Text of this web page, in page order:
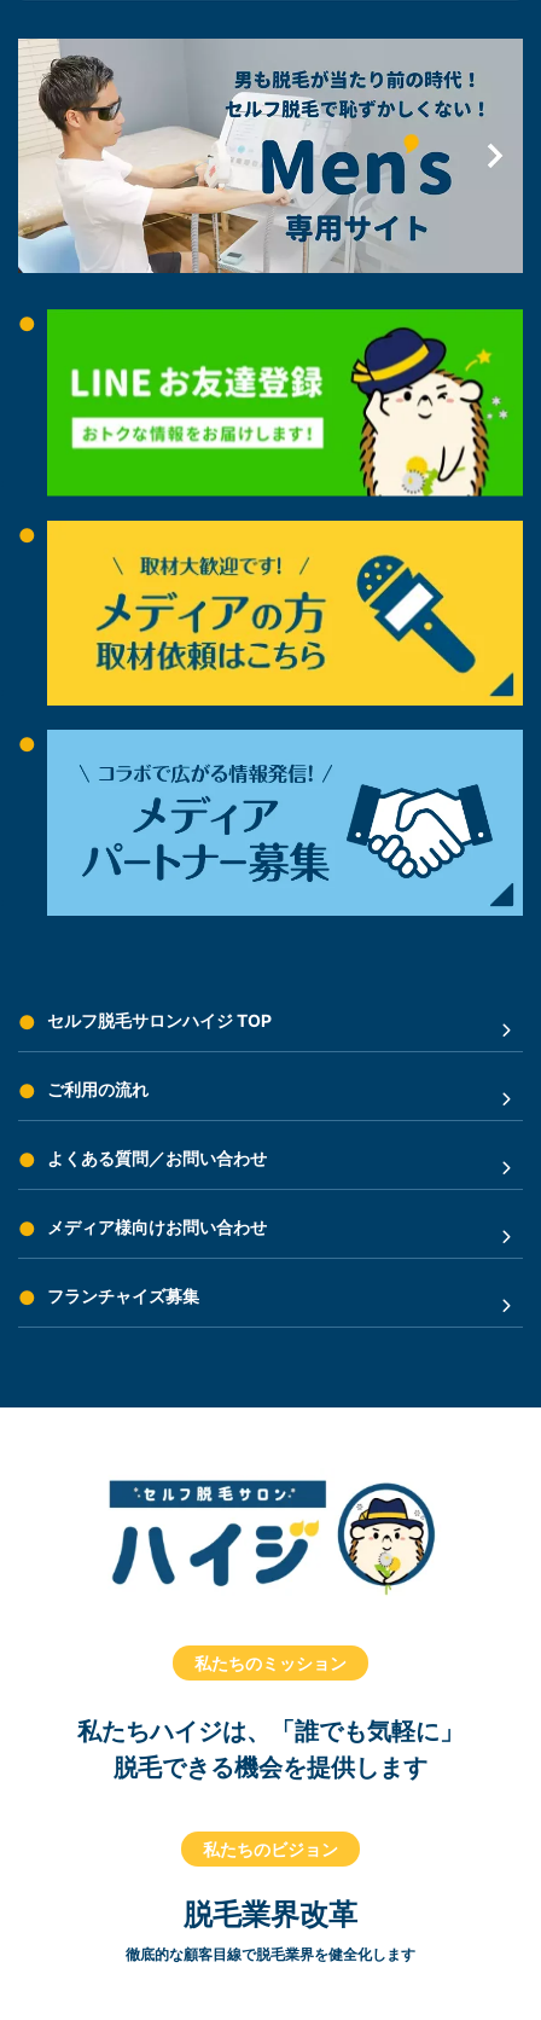
セルフ脱毛サロンハイジ TOP
ご利用の流れ
よくある質問／お問い合わせ
メディア様向けお問い合わせ
フランチャイズ募集
私たちのミッション
私たちハイジは、「誰でも気軽に」
脱毛できる機会を提供します
私たちのビジョン
脱毛業界改革
徹底的な顧客目線で脱毛業界を健全化します